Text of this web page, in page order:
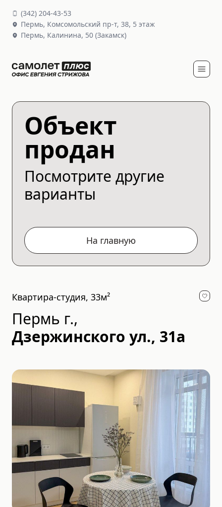
(342) 204-43-53
Пермь, Комсомольский пр-т, 38, 5 этаж
Пермь, Калинина, 50 (Закамск)
Объект
продан
Посмотрите другие
варианты
На главную
Квартира-студия, 33м²
Пермь г.,
Дзержинского ул., 31а